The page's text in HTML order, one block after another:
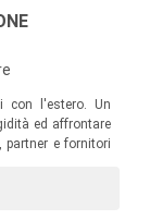
con l'estero. Un
ed affrontare
partner e fornitori